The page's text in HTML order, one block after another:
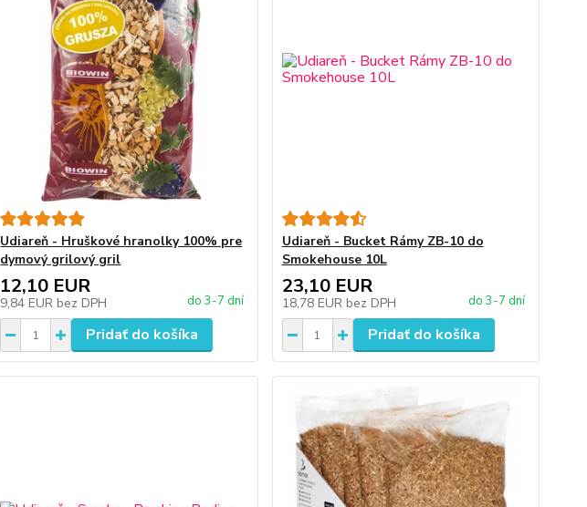
Udiareň - Hruškové hranolky 100% pre
dymový grilový gril
12,10 EUR
9,84 EUR bez DPH do 3-7 dní
Pridať do košíka
Udiareň - Bucket Rámy ZB-10 do
Smokehouse 10L
23,10 EUR
18,78 EUR bez DPH do 3-7 dní
Pridať do košíka